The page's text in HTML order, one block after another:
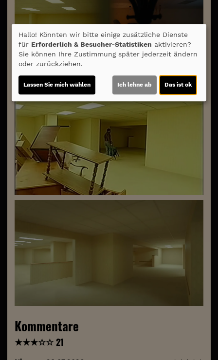
Kommentare
★★★☆☆21
Hallo! Könnten wir bitte einige zusätzliche Dienste
für Erforderlich & Besucher-Statistiken aktivieren?
Sie können Ihre Zustimmung später jederzeit ändern
oder zurückziehen.
Lassen Sie mich wählen Ich lehne ab Das ist ok